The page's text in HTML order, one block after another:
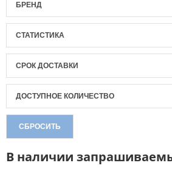
БРЕНД
СТАТИСТИКА
СРОК ДОСТАВКИ
ДОСТУПНОЕ КОЛИЧЕСТВО
СБРОСИТЬ
В наличии